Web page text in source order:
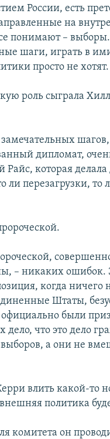
России, есть
на
понимают – выборы.
шаги, играть в
просто не хотят.
роль сыграла
дипломат,
которая делала
ли перезагрузки, то
– никаких ошибок.
когда ничего
Штаты,
были
дело, что это дело
а они не
влить какой-то
политика
комитета он